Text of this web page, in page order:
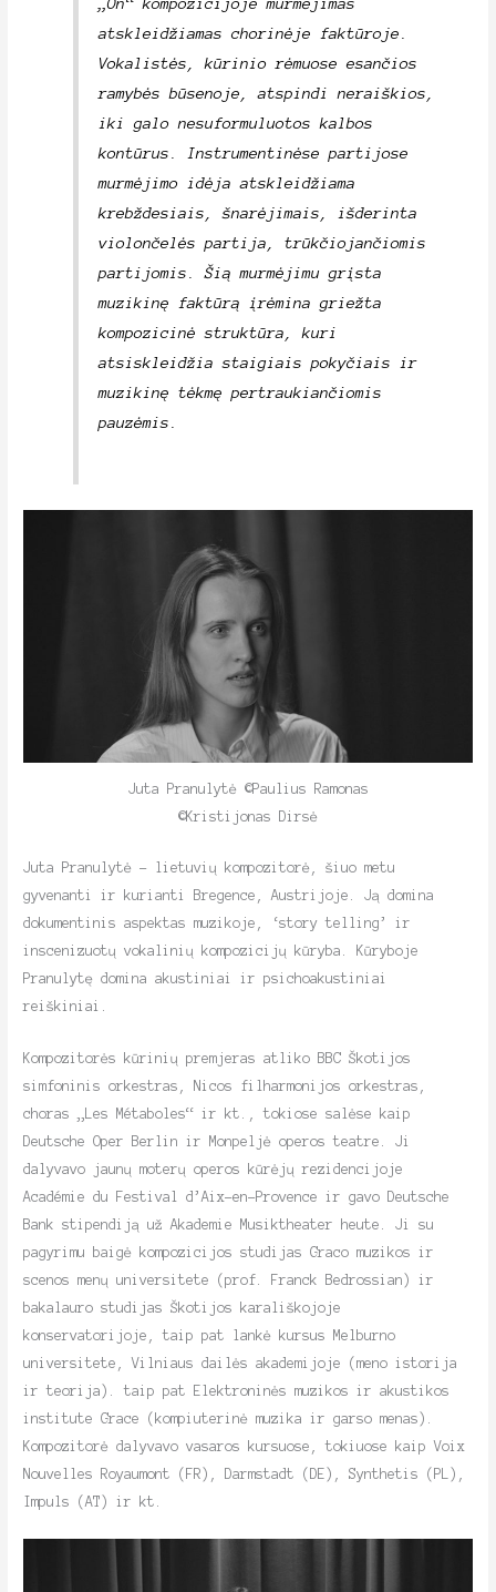
„On“ kompozicijoje murmėjimas
atskleidžiamas chorinėje faktūroje.
Vokalistės, kūrinio rėmuose esančios
ramybės būsenoje, atspindi neraiškios,
iki galo nesuformuluotos kalbos
kontūrus. Instrumentinėse partijose
murmėjimo idėja atskleidžiama
krebždesiais, šnarėjimais, išderinta
violončelės partija, trūkčiojančiomis
partijomis. Šią murmėjimu grįsta
muzikinę faktūrą įrėmina griežta
kompozicinė struktūra, kuri
atsiskleidžia staigiais pokyčiais ir
muzikinę tėkmę pertraukiančiomis
pauzėmis.
Juta Pranulytė ©Paulius Ramonas
©Kristijonas Dirsė
Juta Pranulytė – lietuvių kompozitorė, šiuo metu
gyvenanti ir kurianti Bregence, Austrijoje. Ją domina
dokumentinis aspektas muzikoje, ‘story telling’ ir
inscenizuotų vokalinių kompozicijų kūryba. Kūryboje
Pranulytę domina akustiniai ir psichoakustiniai
reiškiniai.
Kompozitorės kūrinių premjeras atliko BBC Škotijos
simfoninis orkestras, Nicos filharmonijos orkestras,
choras „Les Métaboles“ ir kt., tokiose salėse kaip
Deutsche Oper Berlin ir Monpeljė operos teatre. Ji
dalyvavo jaunų moterų operos kūrėjų rezidencijoje
Académie du Festival d’Aix-en-Provence ir gavo Deutsche
Bank stipendiją už Akademie Musiktheater heute. Ji su
pagyrimu baigė kompozicijos studijas Graco muzikos ir
scenos menų universitete (prof. Franck Bedrossian) ir
bakalauro studijas Škotijos karališkojoje
konservatorijoje, taip pat lankė kursus Melburno
universitete, Vilniaus dailės akademijoje (meno istorija
ir teorija). taip pat Elektroninės muzikos ir akustikos
institute Grace (kompiuterinė muzika ir garso menas).
Kompozitorė dalyvavo vasaros kursuose, tokiuose kaip Voix
Nouvelles Royaumont (FR), Darmstadt (DE), Synthetis (PL),
Impuls (AT) ir kt.